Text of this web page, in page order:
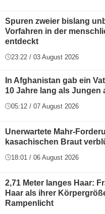
Spuren zweier bislang
Vorfahren in der
entdeckt
23:22 / 03 August 2026
In Afghanistan gab ein
10 Jahre lang als Jungen
05:12 / 07 August 2026
Unerwartete Mahr-
kasachischen Braut
18:01 / 06 August 2026
2,71 Meter langes Haar:
Haar als ihrer
Rampenlicht